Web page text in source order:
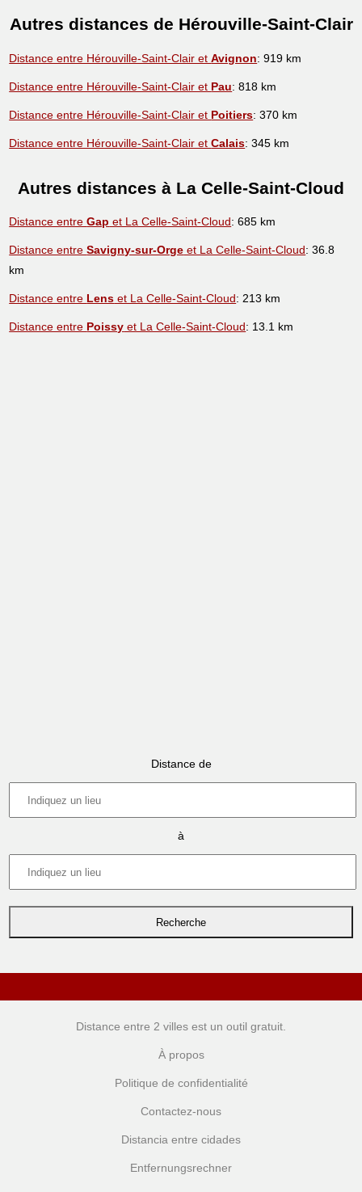
Autres distances de Hérouville-Saint-Clair
Distance entre Hérouville-Saint-Clair etAvignon: 919 km
Distance entre Hérouville-Saint-Clair et Pau: 818 km
Distance entre Hérouville-Saint-Clair et Poitiers: 370 km
Distance entre Hérouville-Saint-Clair etCalais: 345 km
Autres distances à La Celle-Saint-Cloud
Distance entreGap et La Celle-Saint-Cloud: 685 km
Distance entreSavigny-sur-Orge et La Celle-Saint-Cloud: 36.8
km
Distance entre Lens et La Celle-Saint-Cloud: 213 km
Distance entre Poissy et La Celle-Saint-Cloud: 13.1 km
Distance de
à
Distance entre 2 villes est un outil gratuit.
À propos
Politique de confidentialité
Contactez-nous
Distancia entre cidades
Entfernungsrechner